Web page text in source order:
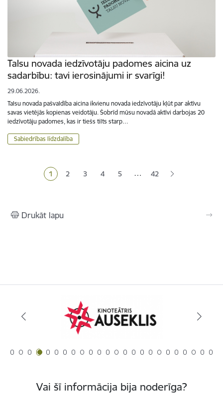
Talsu novada iedzīvotāju padomes aicina uz
sadarbību: tavi ierosinājumi ir svarīgi!
29.06.2026.
Talsu novada pašvaldība aicina ikvienu novada iedzīvotāju kļūt par aktīvu
savas vietējās kopienas veidotāju. Šobrīd mūsu novadā aktīvi darbojas 20
iedzīvotāju padomes, kas ir tiešs tilts starp…
Sabiedrības līdzdalība
Pašreizējā lapa
1 Lapa
2 Lapa
3 Lapa
4 Lapa
5 … 42
Drukāt lapu
Vai šī informācija bija noderīga?